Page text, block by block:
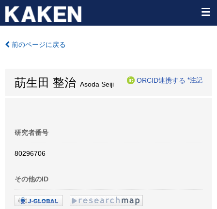
前のページに戻る
莇生田 整治 Asoda Seiji
ORCID連携する *注記
研究者番号
80296706
その他のID